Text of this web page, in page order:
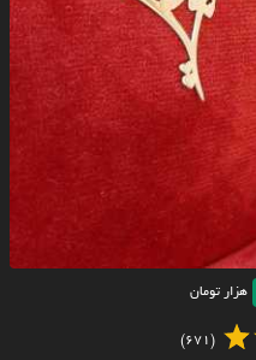
هزار تومان
(671)